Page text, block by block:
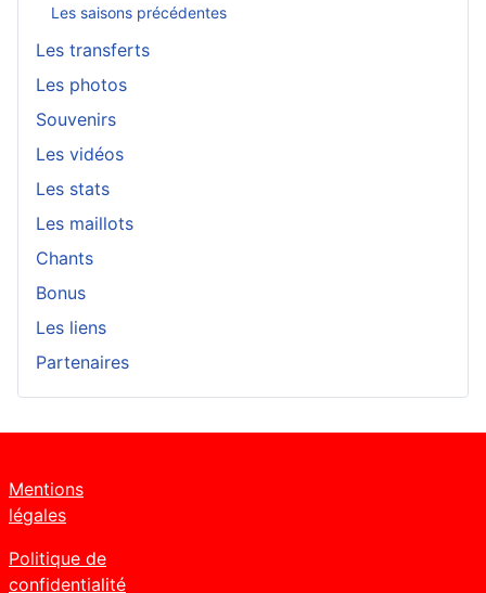
Les saisons précédentes
Les transferts
Les photos
Souvenirs
Les vidéos
Les stats
Les maillots
Chants
Bonus
Les liens
Partenaires
Mentions
légales
Politique de
confidentialité